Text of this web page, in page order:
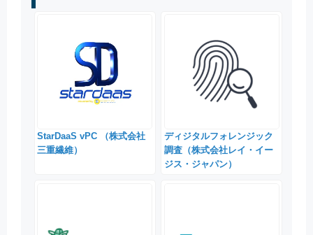
StarDaaS vPC （株式会社
三重繊維）
ディジタルフォレンジック
調査（株式会社レイ・イー
ジス・ジャパン）